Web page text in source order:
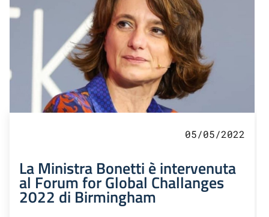
05/05/2022
La Ministra Bonetti è intervenuta
al Forum for Global Challanges
2022 di Birmingham